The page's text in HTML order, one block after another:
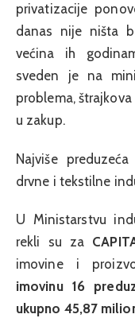
privatizacije
danas nije ništa
većina ih
sveden je na
problema,
u zakup.
Najviše
drvne i tekstilne
U Ministarstvu
rekli su za
imovine i
imovinu 16
ukupno 45,87